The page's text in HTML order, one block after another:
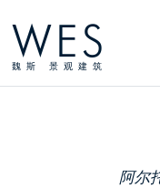
WES
魏斯 景观建筑
阿尔